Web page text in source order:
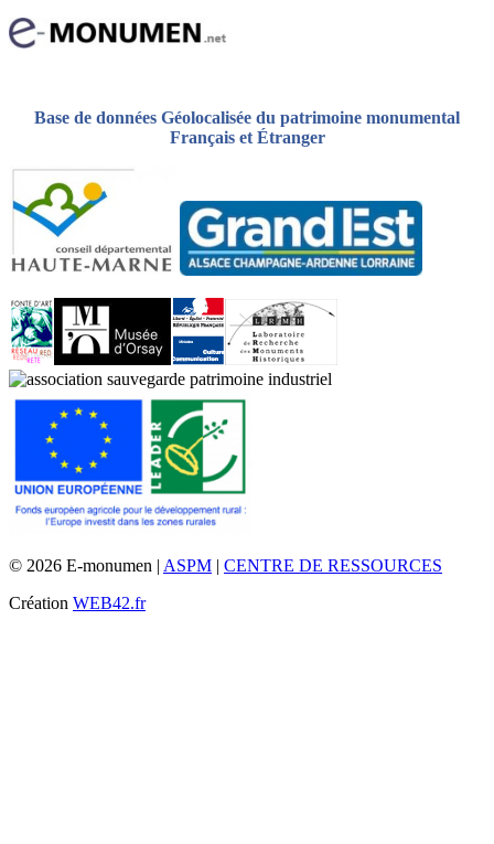
Base de données Géolocalisée du patrimoine monumental
Français et Étranger
© 2026 E-monumen | ASPM | CENTRE DE RESSOURCES
Création WEB42.fr